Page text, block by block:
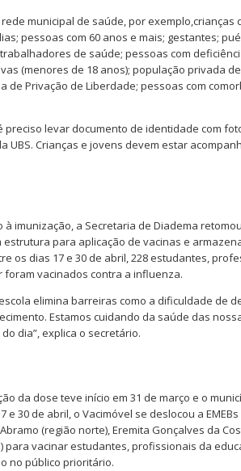
municipal de saúde, por exemplo,crianças
pessoas com 60 anos e mais; gestantes;
de saúde; pessoas com
(menores de 18 anos); população privada
de Privação de Liberdade; pessoas com
preciso levar documento de identidade com
UBS. Crianças e jovens devem estar
à imunização, a Secretaria de Diadema
estrutura para aplicação de vacinas e
os dias 17 e 30 de abril, 228 estudantes,
foram vacinados contra a influenza.
elimina barreiras como a dificuldade de
Estamos cuidando da saúde das
dia”, explica o secretário.
da dose teve início em 31 de março e o
e 30 de abril, o Vacimóvel se deslocou a
(região norte), Eremita Gonçalves da
para vacinar estudantes, profissionais da
no público prioritário.